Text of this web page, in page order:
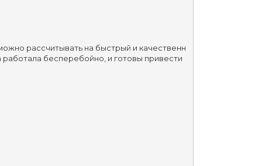
рассчитывать на быстрый и качественн
бесперебойно, и готовы привести